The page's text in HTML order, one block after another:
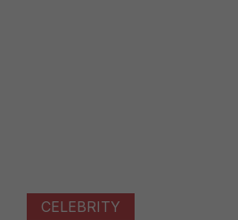
CELEBRITY